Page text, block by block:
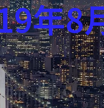
芸能
社会
年8